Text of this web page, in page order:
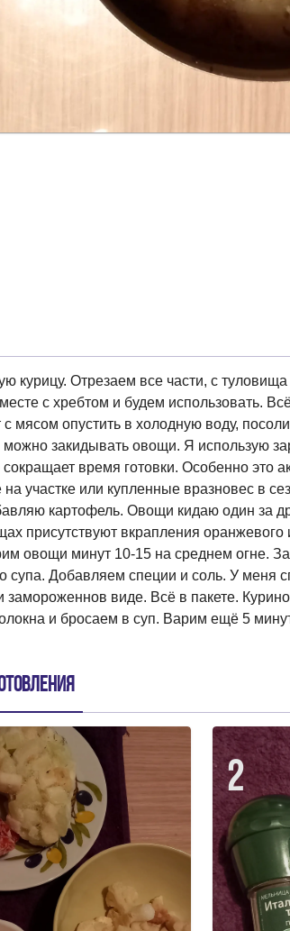
курицу. Отрезаем все части, с
с хребтом и будем использовать.
мясом опустить в холодную воду,
можно закидывать овощи. Я использую
время готовки. Особенно это
участке или купленные вразновес в
картофель. Овощи кидаю один за
присутствуют вкрапления
овощи минут 10-15 на среднем огне.
супа. Добавляем специи и соль. У меня
замороженнов виде. Всё в пакете.
и бросаем в суп. Варим ещё 5
2